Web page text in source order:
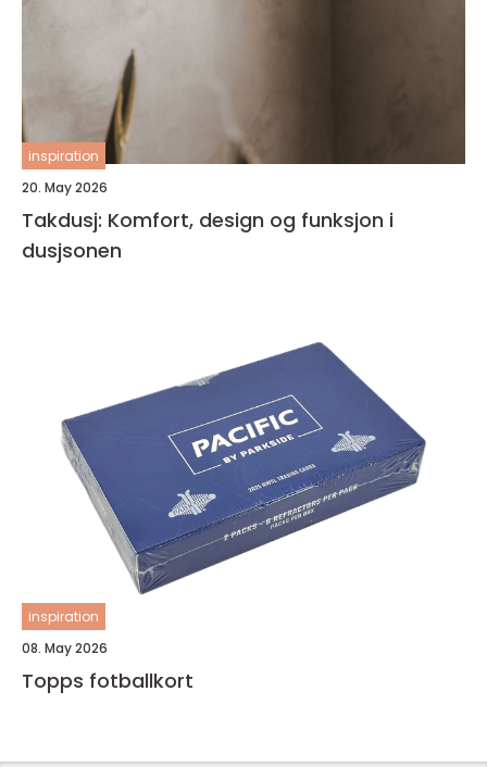
inspiration
20. May 2026
Takdusj: Komfort, design og funksjon i
dusjsonen
inspiration
08. May 2026
Topps fotballkort